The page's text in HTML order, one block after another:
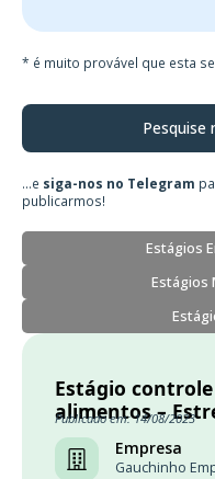
* é muito provável que esta
Pesquise
...e siga-nos no Telegram
publicarmos!
Estágios
Estágios
Estágio
alimentos –
Publicado em: 14/08/2023
Empresa
Gauchinho